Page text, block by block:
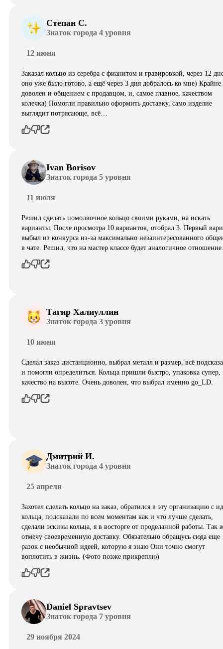
Степан С.
Знаток города 4 уровня
12 июня
Заказал кольцо из серебра с фианитом и гравировкой, через 12
оно уже было готово, а ещё через 3 дня добралось ко мне) Крайне
доволен и общением с продавцом, и, самое главное, качеством
колечка) Помогли правильно оформить доставку, само изделие
выглядит потрясающе, всë…
Ivan Borisov
Знаток города 5 уровня
11 июля
Решил сделать помолвочное кольцо своими руками, на искать
варианты. После просмотра 10 вариантов, отобрал 3. Первый
выбыл из конкурса из-за максимально незаинтересованного
в чате. Решил, что на мастер классе будет аналогичное
Тагир Халиуллин
Знаток города 3 уровня
10 июня
Сделал заказ дистанционно, выбрал металл и размер, всё
и помогли определиться. Кольца пришли быстро, упаковка супер,
качество на высоте. Очень доволен, что выбрал именно go_LD.
Дмитрий И.
Знаток города 4 уровня
25 апреля
Захотел сделать кольцо на заказ, обратился в эту организацию с
кольца, подсказали по всем моментам как и что лучше сделать,
сделали эскизы кольца, я в восторге от проделанной работы. Так
отмечу своевременную доставку. Обязательно обращусь сюда еще
разок с необычной идеей, которую я знаю Они точно смогут
воплотить в жизнь. (Фото позже прикреплю)
Daniel Spravtsev
Знаток города 7 уровня
29 ноября 2024